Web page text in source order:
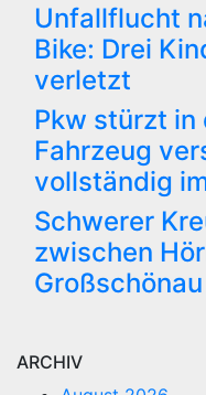
Unfallflucht
Bike: Drei
verletzt
Pkw stürzt in
Fahrzeug
vollständig
Schwerer
zwischen
Großschönau
ARCHIV